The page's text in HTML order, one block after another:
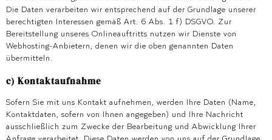
Die Daten verarbeiten wir entsprechend auf der Grundlage unserer
berechtigten Interessen gemäß Art. 6 Abs. 1 f) DSGVO. Zur
Bereitstellung unseres Onlineauftritts nutzen wir Dienste von
Webhosting-Anbietern, denen wir die oben genannten Daten
übermitteln.
c) Kontaktaufnahme
Sofern Sie mit uns Kontakt aufnehmen, werden Ihre Daten (Name,
Kontaktdaten, sofern von Ihnen angegeben) und Ihre Nachricht
ausschließlich zum Zwecke der Bearbeitung und Abwicklung Ihrer